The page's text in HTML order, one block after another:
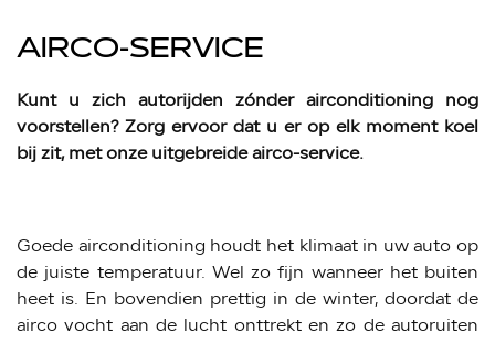
AIRCO-SERVICE
Kunt u zich autorijden zónder airconditioning nog
voorstellen? Zorg ervoor dat u er op elk moment koel
bij zit, met onze uitgebreide airco-service.
Goede airconditioning houdt het klimaat in uw auto op
de juiste temperatuur. Wel zo fijn wanneer het buiten
heet is. En bovendien prettig in de winter, doordat de
airco vocht aan de lucht onttrekt en zo de autoruiten